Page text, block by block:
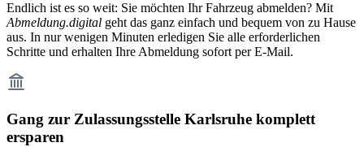
Endlich ist es so weit: Sie möchten Ihr Fahrzeug abmelden? Mit
Abmeldung.digital geht das ganz einfach und bequem von zu Hause
aus. In nur wenigen Minuten erledigen Sie alle erforderlichen
Schritte und erhalten Ihre Abmeldung sofort per E-Mail.
Gang zur Zulassungsstelle Karlsruhe komplett
ersparen